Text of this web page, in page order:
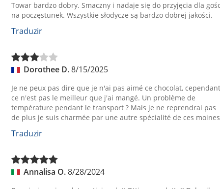
Towar bardzo dobry. Smaczny i nadaje się do przyjęcia dla
na poczęstunek. Wszystkie słodycze są bardzo dobrej jakości.
Traduzir
Dorothee D.8/15/2025
Je ne peux pas dire que je n'ai pas aimé ce chocolat, cependant
ce n'est pas le meilleur que j'ai mangé. Un problème de
température pendant le transport ? Mais je ne reprendrai pas
de plus je suis charmée par une autre spécialité de ces
Traduzir
Annalisa O.8/28/2024